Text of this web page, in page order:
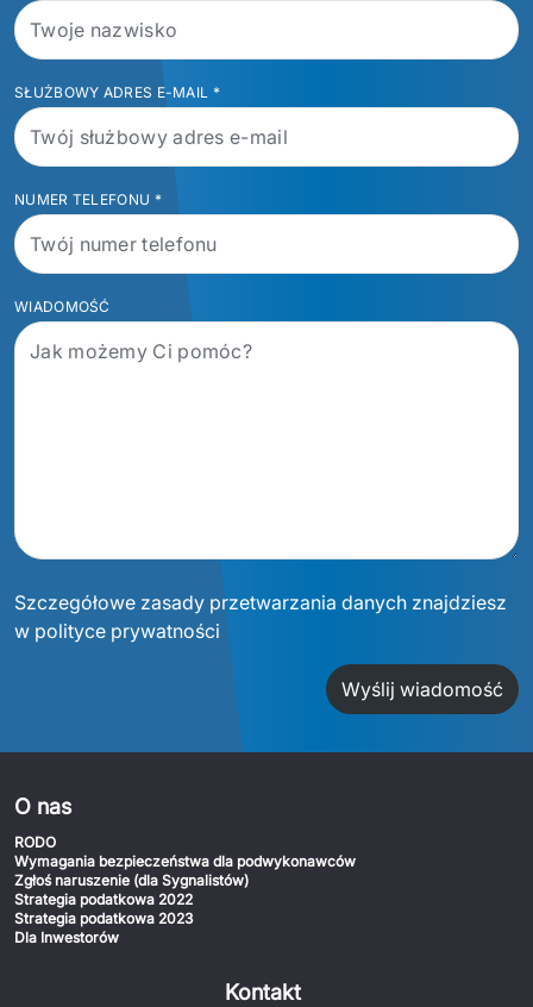
SŁUŻBOWY ADRES E-MAIL *
NUMER TELEFONU *
WIADOMOŚĆ
Szczegółowe zasady przetwarzania danych znajdziesz
w polityce prywatności
Wyślij wiadomość
O nas
RODO
Wymagania bezpieczeństwa dla podwykonawców
Zgłoś naruszenie (dla Sygnalistów)
Strategia podatkowa 2022
Strategia podatkowa 2023
Dla Inwestorów
Kontakt